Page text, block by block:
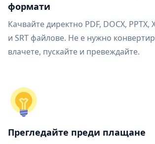
формати
Качвайте директно PDF, DOCX, PPTX,
и SRT файлове. Не е нужно
влачете, пускайте и превеждайте.
Прегледайте преди плащане